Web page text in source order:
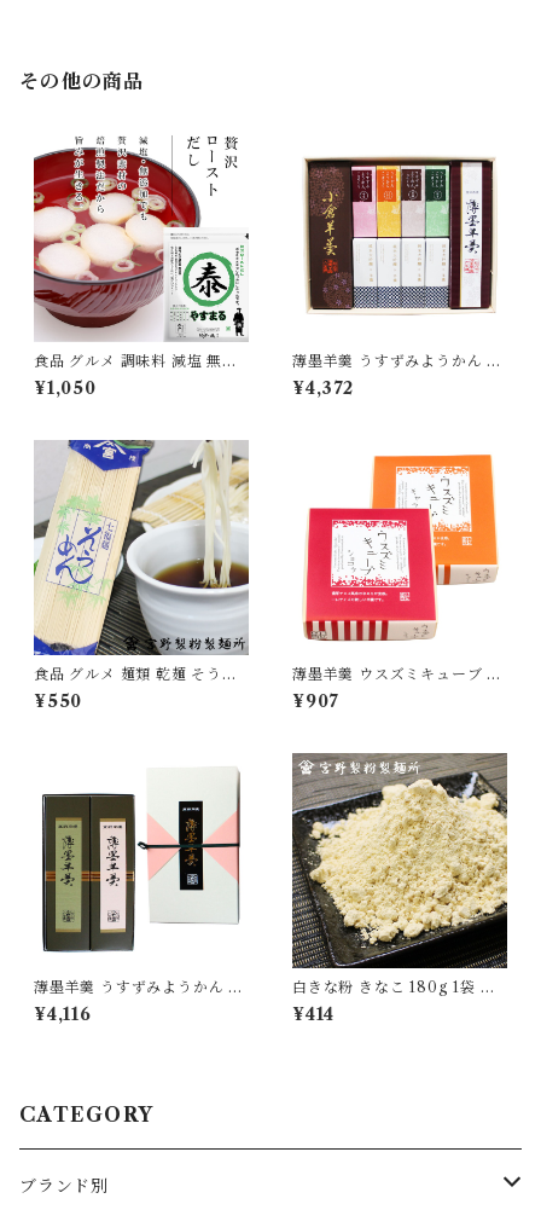
その他の商品
食品 グルメ 調味料 減塩 無添
加 だし 出汁 パック 20包入り
贅沢 ロースト ティーパック や
¥1,050
薄墨羊羹 うすずみようかん 小
棹 小倉羊羹 一口ようかん 純米
大吟醸 こざくら 詰合せ セット
¥4,372
食品 グルメ 麺類 乾麺 そうめ
ん 素麺 1袋250g×2袋 国産 愛
媛県産 無添加 [myn-sm-02]
¥550
薄墨羊羹 ウスズミキューブ シ
ョコラ キャラメル 各1箱 [yok
an-cb-mix2c]
¥907
薄墨羊羹 うすずみようかん 大
棹 桐箱入り 2本入り 【送料無
料】 [yokan-oo-set02]
¥4,116
白きな粉 きなこ 180g 1袋 国
産 無添加 大豆 自家製粉 食品
グルメ 粉物 [myn-sknk-01]
¥414
CATEGORY
ブランド別